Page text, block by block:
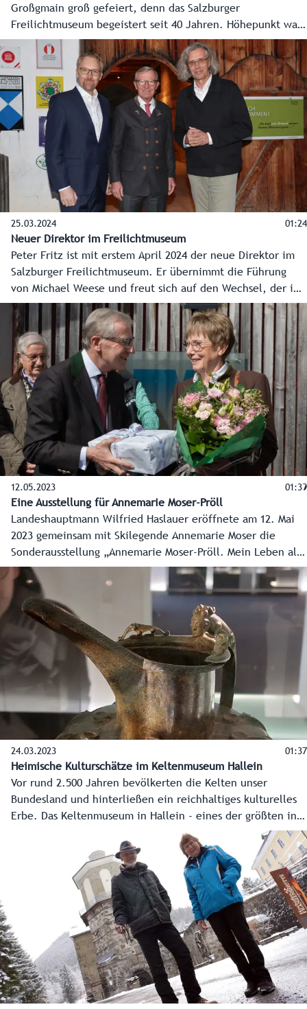
Großgmain groß gefeiert, denn das Salzburger
Freilichtmuseum begeistert seit 40 Jahren. Höhepunkt war
der Festakt am Sonntagnachmittag.
25.03.2024 01:24
Neuer Direktor im Freilichtmuseum
Peter Fritz ist mit erstem April 2024 der neue Direktor im
Salzburger Freilichtmuseum. Er übernimmt die Führung
von Michael Weese und freut sich auf den Wechsel, der ihn
von Niederösterreich zu seiner Familie nach Salzburg
führt. Eine besondere Aufgabe sieht er in der Verbindung
von Kultur und Natur. Das Salzburger Freilichtmuseum
feiert heuer übrigens seinen 40. Geburtstag und hat dafür
sogar zwei Jubiläumsausstellungen und ein Geburtstagsfest
in seinem Programm.
12.05.2023 01:39
Eine Ausstellung für Annemarie Moser-Pröll
Landeshauptmann Wilfried Haslauer eröffnete am 12. Mai
2023 gemeinsam mit Skilegende Annemarie Moser die
Sonderausstellung „Annemarie Moser-Pröll. Mein Leben als
Jahrhundertsportlerin“ im Skimuseum Werfenweng. Mit
dabei allerlei Wintersport-Prominenz.
24.03.2023 01:37
Heimische Kulturschätze im Keltenmuseum Hallein
Vor rund 2.500 Jahren bevölkerten die Kelten unser
Bundesland und hinterließen ein reichhaltiges kulturelles
Erbe. Das Keltenmuseum in Hallein - eines der größten in
Europa - präsentiert die Schätze aus der Eisenzeit für
große und kleine Gäste. Der Fundort am Dürrnberg ist
dabei einzigartig.